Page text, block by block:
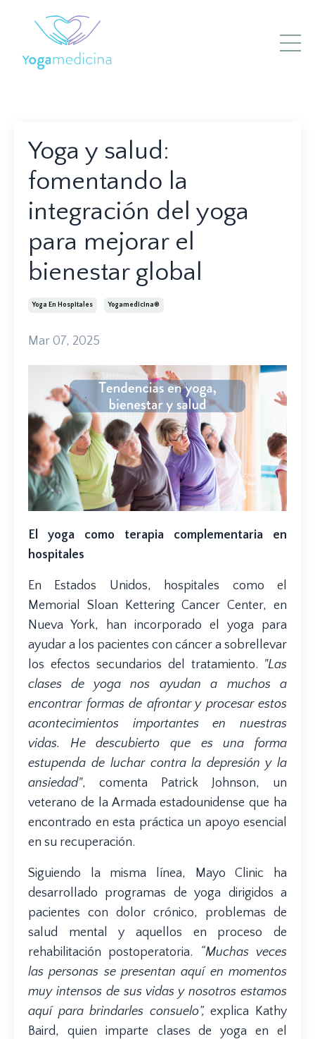
Yoga y salud:
fomentando la
integración del yoga
para mejorar el
bienestar global
Yoga En Hospitales Yogamedicina®
Mar 07, 2025
El yoga como terapia complementaria en
hospitales
En Estados Unidos, hospitales como el
Memorial Sloan Kettering Cancer Center, en
Nueva York, han incorporado el yoga para
ayudar a los pacientes con cáncer a sobrellevar
los efectos secundarios del tratamiento. "Las
clases de yoga nos ayudan a muchos a
encontrar formas de afrontar y procesar estos
acontecimientos importantes en nuestras
vidas. He descubierto que es una forma
estupenda de luchar contra la depresión y la
ansiedad", comenta Patrick Johnson, un
veterano de la Armada estadounidense que ha
encontrado en esta práctica un apoyo esencial
en su recuperación.
Siguiendo la misma línea, Mayo Clinic ha
desarrollado programas de yoga dirigidos a
pacientes con dolor crónico, problemas de
salud mental y aquellos en proceso de
rehabilitación postoperatoria. “Muchas veces
las personas se presentan aquí en momentos
muy intensos de sus vidas y nosotros estamos
aquí para brindarles consuelo”, explica Kathy
Baird, quien imparte clases de yoga en el